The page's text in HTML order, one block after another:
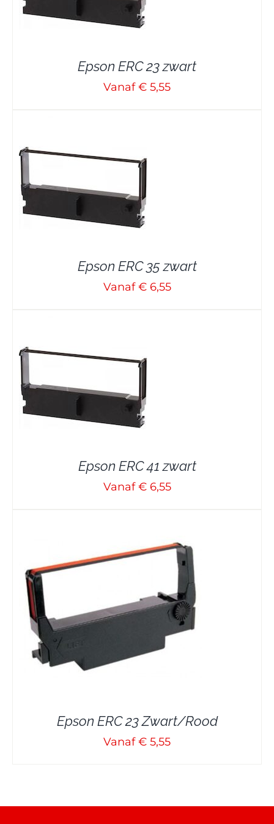
Epson ERC 23 zwart
Vanaf € 5,55
Epson ERC 35 zwart
Vanaf € 6,55
Epson ERC 41 zwart
Vanaf € 6,55
Epson ERC 23 Zwart/Rood
Vanaf € 5,55